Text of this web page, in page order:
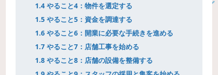
1.4 やること4：物件を選定する
1.5 やること5：資金を調達する
1.6 やること6：開業に必要な手続きを進める
1.7 やること7：店舗工事を始める
1.8 やること8：店舗の設備を整備する